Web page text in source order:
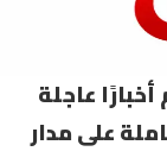
عاجلة
على مدار